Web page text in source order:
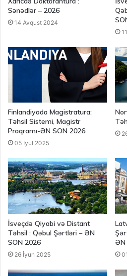
Sənədlər – 2026
14 Avqust 2024
Finlandiyada Magistratura:
Təhsil Sistemi, Magistr
Proqramı-ƏN SON 2026
05 İyul 2025
İsveçdə Qiyabi və Distant
Təhsil : Qəbul Şərtləri – ƏN
SON 2026
26 İyun 2025
ƏN